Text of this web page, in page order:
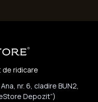
de ridicare
nr. 6, cladire BUN2,
Depozit”)